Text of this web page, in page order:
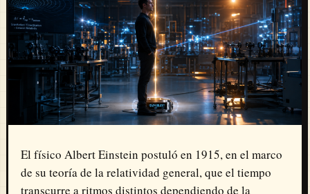
El físico Albert Einstein postuló en 1915, en el marco
de su teoría de la relatividad general, que el tiempo
transcurre a ritmos distintos dependiendo de la